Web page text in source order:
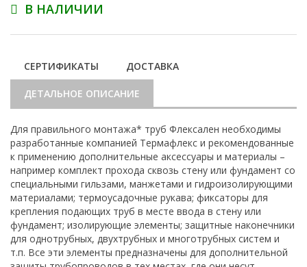
В НАЛИЧИИ
СЕРТИФИКАТЫ ДОСТАВКА
ДЕТАЛЬНОЕ ОПИСАНИЕ
Для правильного монтажа* труб Флексален необходимы
разработанные компанией Термафлекс и рекомендованные
к применению дополнительные аксессуары и материалы –
например комплект прохода сквозь стену или фундамент со
специальными гильзами, манжетами и гидроизолирующими
материалами; термоусадочные рукава; фиксаторы для
крепления подающих труб в месте ввода в стену или
фундамент; изолирующие элементы; защитные наконечники
для однотрубных, двухтрубных и многотрубных систем и
т.п. Все эти элементы предназначены для дополнительной